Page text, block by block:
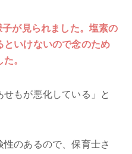
が見られました。塩素の
といけないので念のため
。
もが悪化している」と
のあるので、保育士さ